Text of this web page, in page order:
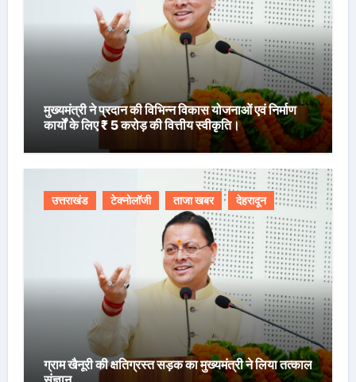
मुख्यमंत्री ने प्रदान की विभिन्न विकास योजनाओं एवं निर्माण
कार्यों के लिए ₹ 5 करोड़ की वित्तीय स्वीकृति।
उत्तराखंड टेक्नोलॉजी ताजा खबर देहरादून
ग्राम खैनूरी की क्षतिग्रस्त सड़क का मुख्यमंत्री ने लिया तत्काल